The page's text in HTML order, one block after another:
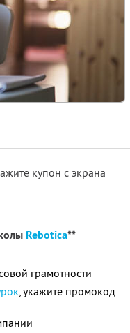
купон с экрана
Rebotica**
грамотности
, укажите промокод